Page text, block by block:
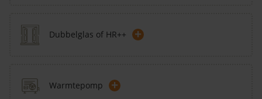
Dubbelglas of HR++ +
Warmtepomp +